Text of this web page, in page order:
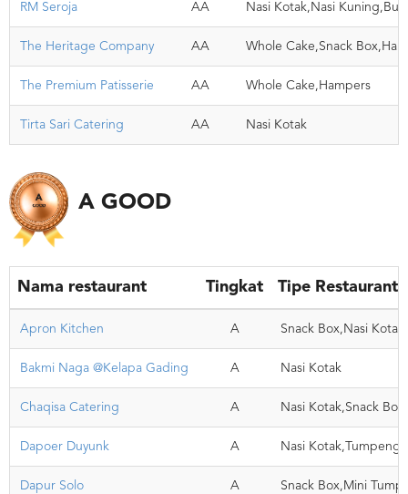
RM Seroja AA Nasi Kotak,Nasi
The Heritage Company AA Whole Cake,Snack
The Premium Patisserie AA Whole Cake,Hampers
Tirta Sari Catering AA Nasi Kotak
A GOOD
Nama restaurant Tingkat Tipe Restaurant
Apron Kitchen A Snack Box,Nasi Kotak
Bakmi Naga @Kelapa Gading A Nasi Kotak
Chaqisa Catering A Nasi Kotak,Snack Box
Dapoer Duyunk A Nasi Kotak,Tumpeng
Dapur Solo A Snack Box,Mini